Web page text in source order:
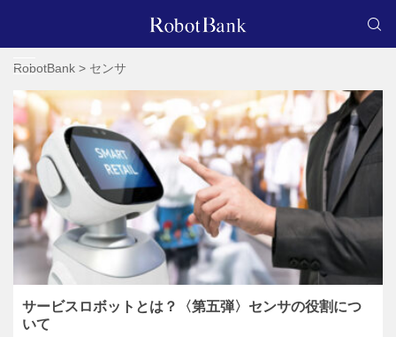
RobotBank > センサ
サービスロボットとは？〈第五弾〉センサの役割につ
いて